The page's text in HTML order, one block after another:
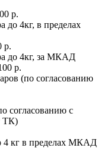
р.
до 4кг, в пределах
р.
до 4кг, за МКАД
р.
(по согласованию
согласованию с
ТК)
4 кг в пределах МКАД